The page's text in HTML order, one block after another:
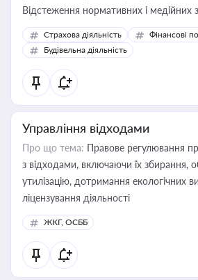
Відстеження нормативних і медійних
корисне для власника бізнесу,
бухгалтера під час оподаткування,
державного майна, корпоративних
статусу суб'єктів оціночної діяльності
Страхова діяльність
Фінансові
Будівельна діяльність
Управління відходами
Про що тема: Правове регулювання
з відходами, включаючи їх збирання,
утилізацію, дотримання екологічних
ліцензування діяльності
ЖКГ, ОСББ